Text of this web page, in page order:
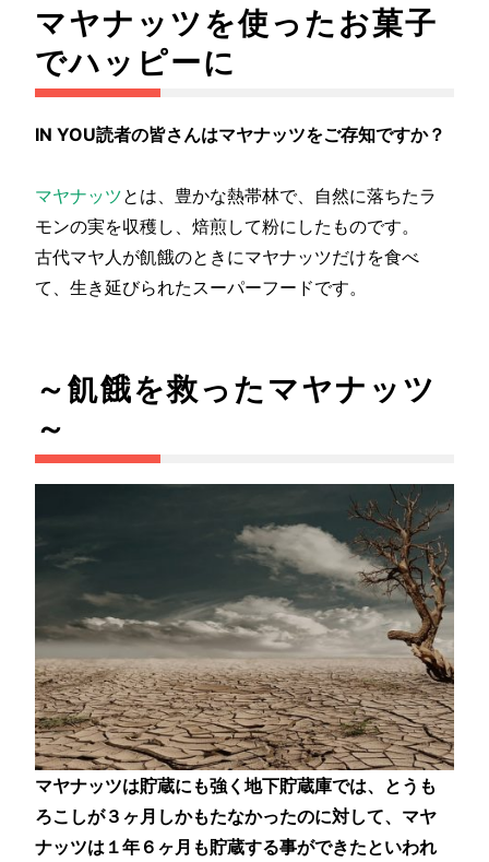
マヤナッツを使ったお菓子
でハッピーに
IN YOU読者の皆さんはマヤナッツをご存知ですか？
マヤナッツとは、豊かな熱帯林で、自然に落ちたラ
モンの実を収穫し、焙煎して粉にしたものです。
古代マヤ人が飢餓のときにマヤナッツだけを食べ
て、生き延びられたスーパーフードです。
～飢餓を救ったマヤナッツ
～
マヤナッツは貯蔵にも強く地下貯蔵庫では、とうも
ろこしが３ヶ月しかもたなかったのに対して、マヤ
ナッツは１年６ヶ月も貯蔵する事ができたといわれ